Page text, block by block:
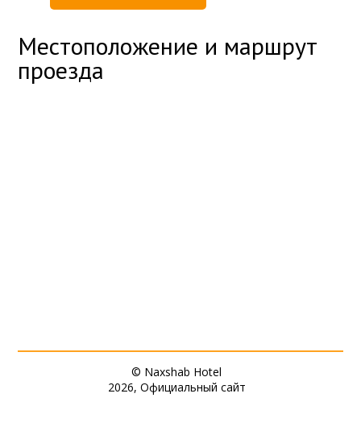
Местоположение и маршрут
проезда
© Naxshab Hotel
2026, Официальный сайт